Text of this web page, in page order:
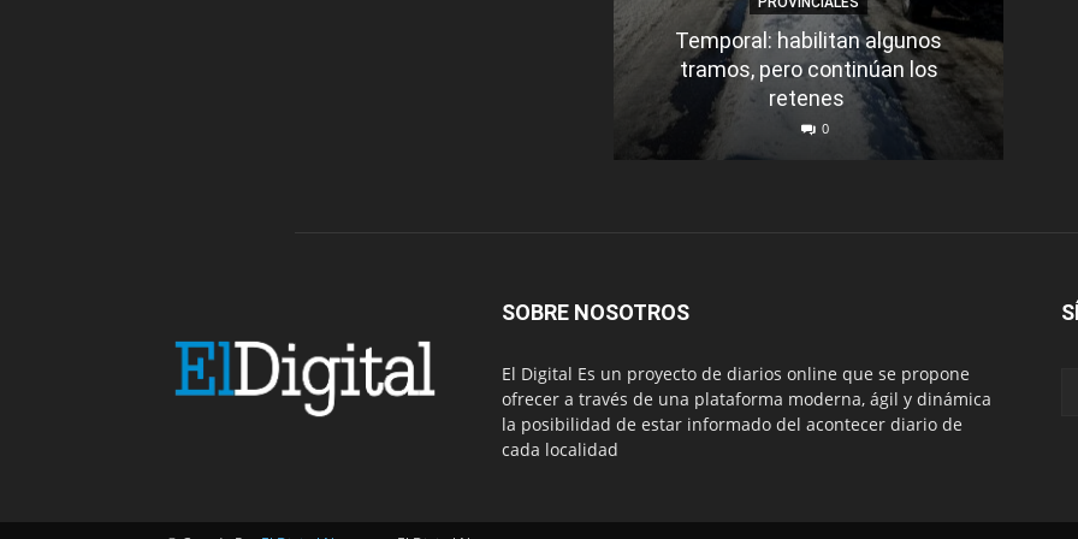
Temporal: habilitan algunos
tramos, pero continúan los
retenes
0
SOBRE NOSOTROS
El Digital Es un proyecto de diarios online que se propone
ofrecer a través de una plataforma moderna, ágil y dinámica
la posibilidad de estar informado del acontecer diario de
cada localidad